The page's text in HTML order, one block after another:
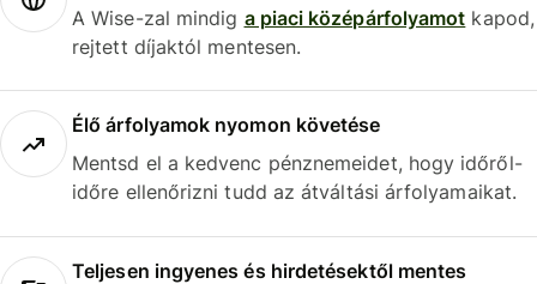
A Wise-zal mindig a piaci középárfolyamot kapod,
rejtett díjaktól mentesen.
Élő árfolyamok nyomon követése
Mentsd el a kedvenc pénznemeidet, hogy időről-
időre ellenőrizni tudd az átváltási árfolyamaikat.
Teljesen ingyenes és hirdetésektől mentes